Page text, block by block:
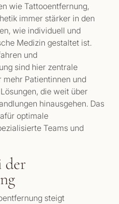
wie Tattooentfernung,
immer stärker in den
wie individuell und
Medizin gestaltet ist.
und
sind hier zentrale
Patientinnen und
die weit über
hinausgehen. Das
optimale
Teams und
der
steigt